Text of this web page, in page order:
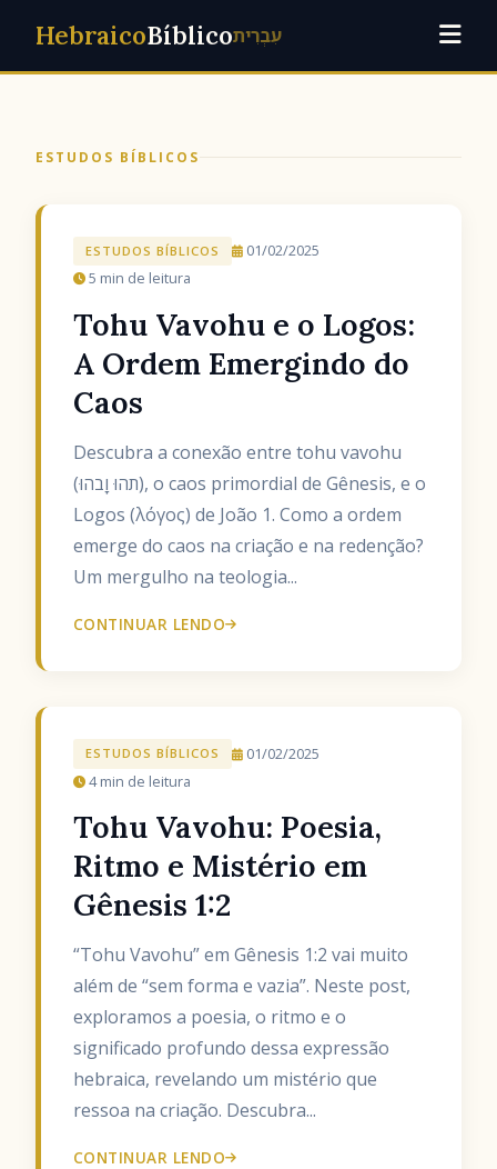
HebraicoBíblicoעִבְרִית
ESTUDOS BÍBLICOS
ESTUDOS BÍBLICOS
01/02/2025
5 min de leitura
Tohu Vavohu e o Logos:
A Ordem Emergindo do
Caos
Descubra a conexão entre tohu vavohu
(תֹהוּ וָבֹהוּ), o caos primordial de Gênesis, e o
Logos (λόγος) de João 1. Como a ordem
emerge do caos na criação e na redenção?
Um mergulho na teologia...
CONTINUAR LENDO
ESTUDOS BÍBLICOS
01/02/2025
4 min de leitura
Tohu Vavohu: Poesia,
Ritmo e Mistério em
Gênesis 1:2
“Tohu Vavohu” em Gênesis 1:2 vai muito
além de “sem forma e vazia”. Neste post,
exploramos a poesia, o ritmo e o
significado profundo dessa expressão
hebraica, revelando um mistério que
ressoa na criação. Descubra...
CONTINUAR LENDO